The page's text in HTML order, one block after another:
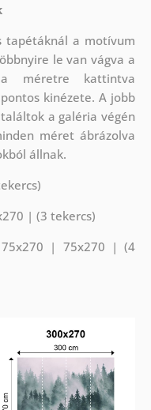
tapétáknál a motívum
le van vágva a
méretre kattintva
kinézete. A jobb
a galéria végén
méret ábrázolva
állnak.
| (3 tekercs)
| 75x270 | (4